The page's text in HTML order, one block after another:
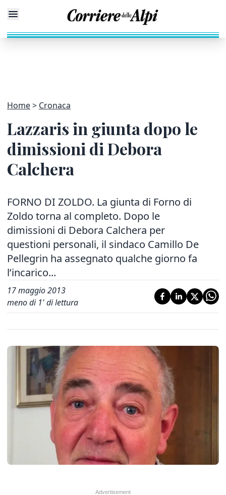
Home Cronaca
Lazzaris in giunta dopo le
dimissioni di Debora
Calchera
FORNO DI ZOLDO. La giunta di Forno di
Zoldo torna al completo. Dopo le
dimissioni di Debora Calchera per
questioni personali, il sindaco Camillo De
Pellegrin ha assegnato qualche giorno fa
l’incarico...
17 maggio 2013
meno di 1' di lettura